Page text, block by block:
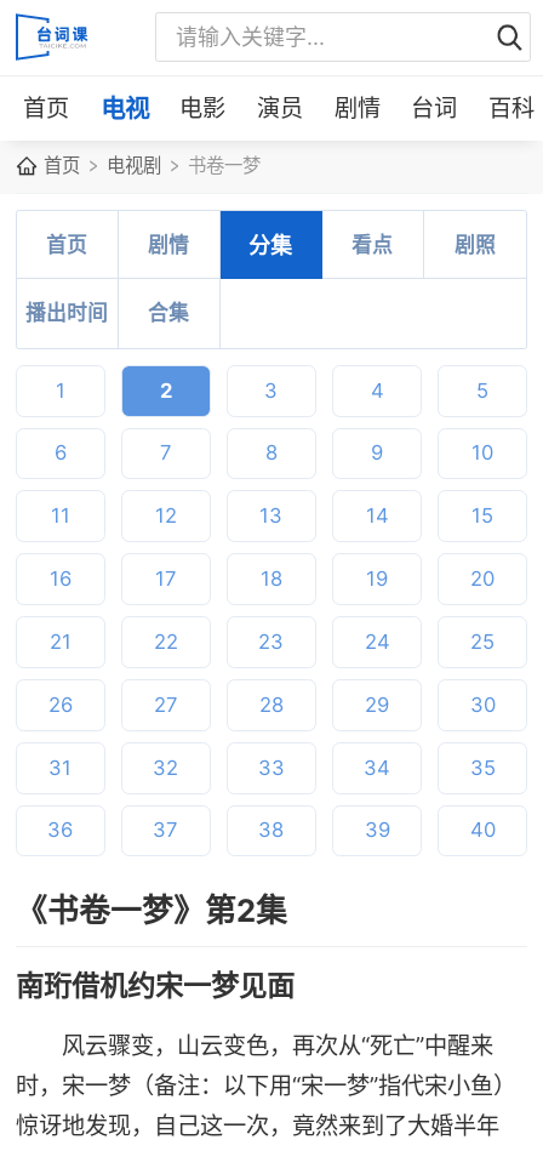
首页 电视 电影 演员 剧情 台词 百科
首页 电视剧 书卷一梦
首页 剧情 分集 看点 剧照
播出时间 合集
1 2 3 4 5
6 7 8 9 10
11 12 13 14 15
16 17 18 19 20
21 22 23 24 25
26 27 28 29 30
31 32 33 34 35
36 37 38 39 40
《书卷一梦》第2集
南珩借机约宋一梦见面
风云骤变，山云变色，再次从“死亡”中醒来
时，宋一梦（备注：以下用“宋一梦”指代宋小鱼）
惊讶地发现，自己这一次，竟然来到了大婚半年